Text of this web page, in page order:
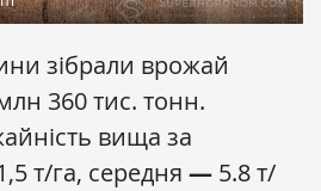
зібрали врожай
360 тис. тонн.
вища за
т/га, середня — 5.8 т/